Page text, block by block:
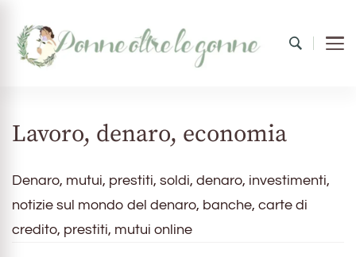
Lavoro, denaro, economia
Denaro, mutui, prestiti, soldi, denaro, investimenti,
notizie sul mondo del denaro, banche, carte di
credito, prestiti, mutui online